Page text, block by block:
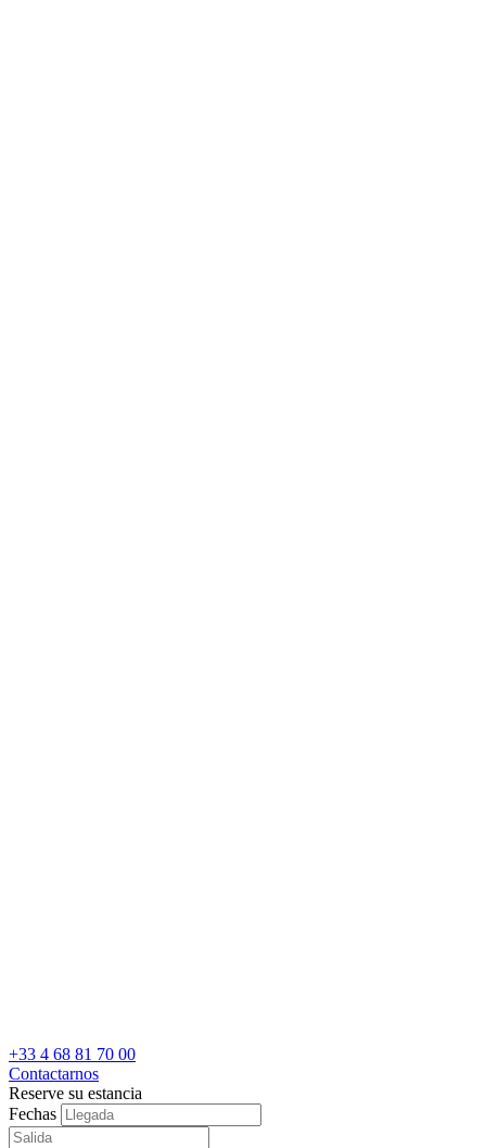
+33 4 68 81 70 00
Contactarnos
Reserve su estancia
Fechas